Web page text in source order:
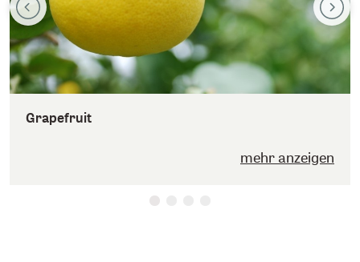
Grapefruit
mehr anzeigen